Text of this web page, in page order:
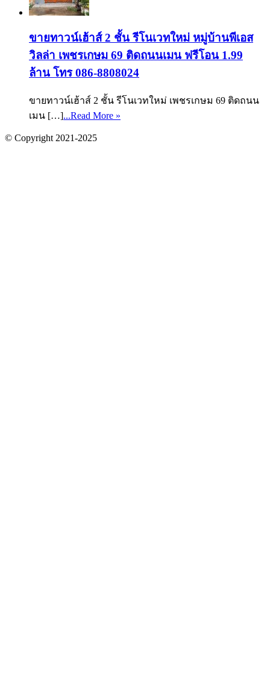
ขายทาวน์เฮ้าส์ 2 ชั้น รีโนเวทใหม่ หมู่บ้านพีเอส
วิลล่า เพชรเกษม 69 ติดถนนเมน ฟรีโอน 1.99
ล้าน โทร 086-8808024
ขายทาวน์เฮ้าส์ 2 ชั้น รีโนเวทใหม่ เพชรเกษม 69 ติดถนน
เมน […]...Read More »
© Copyright 2021-2025